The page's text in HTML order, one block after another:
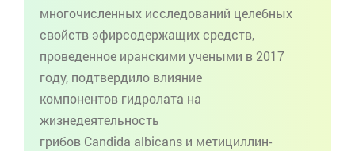
многочисленных исследований целебных
свойств эфирсодержащихсредств,
проведенное иранскими учеными в 2017
году, подтвердило влияние
компонентов гидролата на
жизнедеятельность
грибов Candida albicans и метициллин-